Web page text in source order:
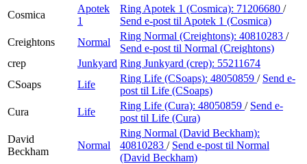
Cosmica
Apotek
1
Ring Apotek 1 (Cosmica): 71206680 /
Send e-post til Apotek 1 (Cosmica)
Creightons
Normal
Ring Normal (Creightons): 40810283 /
Send e-post til Normal (Creightons)
crep
Junkyard Ring Junkyard (crep): 55211674
CSoaps
Life
Ring Life (CSoaps): 48050859 / Send e-
post til Life (CSoaps)
Cura
Life
Ring Life (Cura): 48050859 / Send e-
post til Life (Cura)
David
Beckham
Normal
Ring Normal (David Beckham):
40810283 / Send e-post til Normal
(David Beckham)